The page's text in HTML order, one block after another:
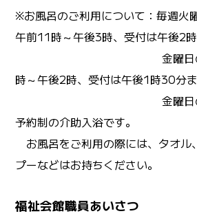
※お風呂のご利用について：毎週火
午前11時～午後3時、受付は午後2
金曜日のみ・・
時～午後2時、受付は午後1時30分
金曜日の午後2
予約制の介助入浴です。
お風呂をご利用の際には、タオル
プーなどはお持ちください。
福祉会館職員あいさつ